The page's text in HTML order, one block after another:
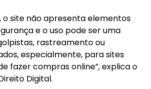
o site não apresenta elementos
e o uso pode ser uma
rastreamento ou
especialmente, para sites
fazer compras online”, explica o
Digital.